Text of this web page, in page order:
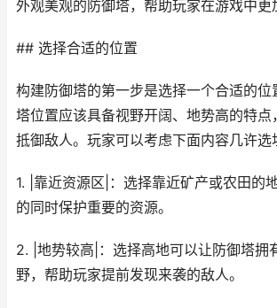
外观美观的防御塔，帮助玩家在游戏中更
## 选择合适的位置
构建防御塔的第一步是选择一个合适的位
塔位置应该具备视野开阔、地势高的特点
抵御敌人。玩家可以考虑下面内容几许选
1. |靠近资源区|：选择靠近矿产或农田的
的同时保护重要的资源。
2. |地势较高|：选择高地可以让防御塔拥
野，帮助玩家提前发现来袭的敌人。